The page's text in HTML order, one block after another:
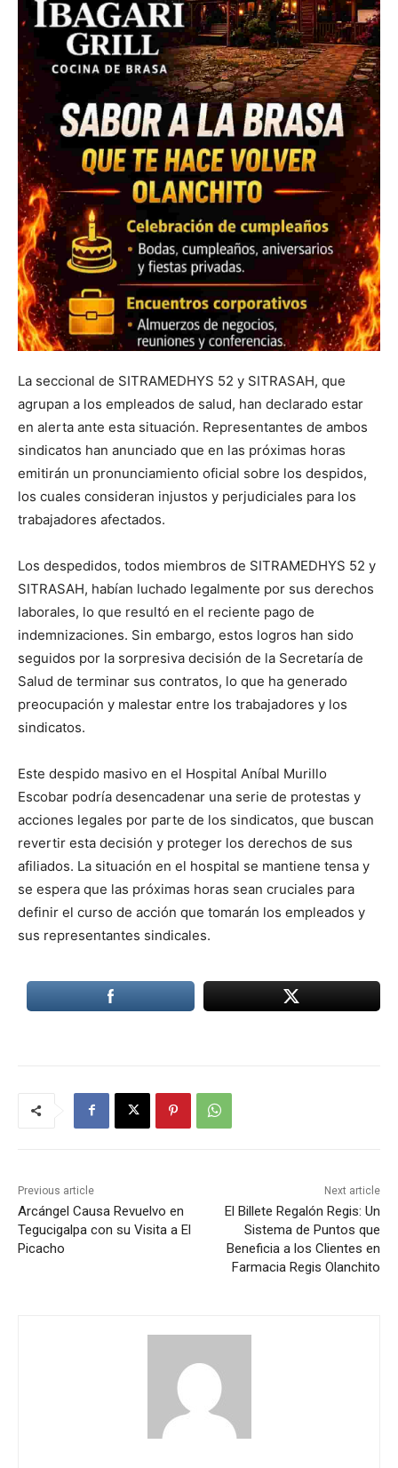
La seccional de SITRAMEDHYS 52 y SITRASAH, que
agrupan a los empleados de salud, han declarado estar
en alerta ante esta situación. Representantes de ambos
sindicatos han anunciado que en las próximas horas
emitirán un pronunciamiento oficial sobre los despidos,
los cuales consideran injustos y perjudiciales para los
trabajadores afectados.
Los despedidos, todos miembros de SITRAMEDHYS 52 y
SITRASAH, habían luchado legalmente por sus derechos
laborales, lo que resultó en el reciente pago de
indemnizaciones. Sin embargo, estos logros han sido
seguidos por la sorpresiva decisión de la Secretaría de
Salud de terminar sus contratos, lo que ha generado
preocupación y malestar entre los trabajadores y los
sindicatos.
Este despido masivo en el Hospital Aníbal Murillo
Escobar podría desencadenar una serie de protestas y
acciones legales por parte de los sindicatos, que buscan
revertir esta decisión y proteger los derechos de sus
afiliados. La situación en el hospital se mantiene tensa y
se espera que las próximas horas sean cruciales para
definir el curso de acción que tomarán los empleados y
sus representantes sindicales.
Previous article
Arcángel Causa Revuelvo en
Tegucigalpa con su Visita a El
Picacho
Next article
El Billete Regalón Regis: Un
Sistema de Puntos que
Beneficia a los Clientes en
Farmacia Regis Olanchito